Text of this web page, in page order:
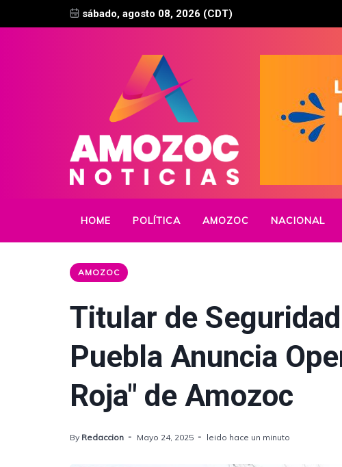
sábado, agosto 08, 2026 (CDT)
HOME POLÍTICA AMOZOC NACIONAL
AMOZOC
Titular de
Puebla Anuncia
Roja" de Amozoc
By Redaccion Mayo 24, 2025 leido hace un minuto